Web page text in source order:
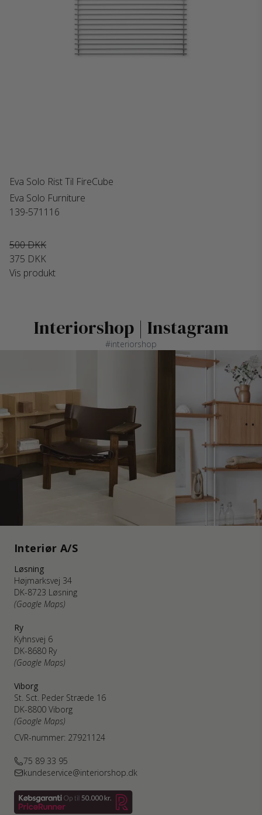
Eva Solo Rist Til FireCube
Eva Solo Furniture
139-571116
500 DKK
375 DKK
Vis produkt
Interiorshop | Instagram
#interiorshop
Interiør A/S
Løsning
Højmarksvej 34
DK-8723 Løsning
(Google Maps)
Ry
Kyhnsvej 6
DK-8680 Ry
(Google Maps)
Viborg
St. Sct. Peder Stræde 16
DK-8800 Viborg
(Google Maps)
CVR-nummer: 27921124
75 89 33 95
kundeservice@interiorshop.dk